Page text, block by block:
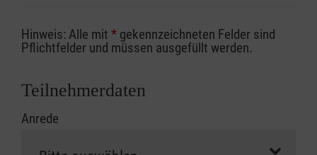
Sofern Sie ein Kostenübernahmeverfahren
Ihrer Berufsgenossenschaft / Unfallkasse
Abrechnungsunterlagen spätestens zu
erfolgt eine Abrechnung der vollen Kursgebühr
Hinweis: Alle mit * gekennzeichneten Felder sind
Pflichtfelder und müssen ausgefüllt werden.
Teilnehmerdaten
Anrede